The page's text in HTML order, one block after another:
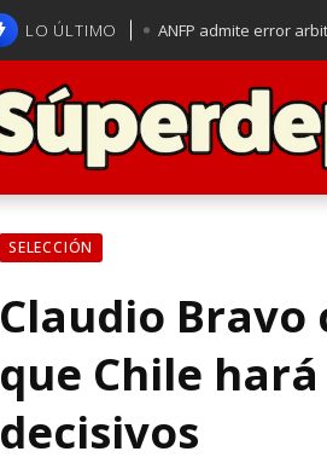
LO ÚLTIMO ANFP admite error
La U se aferra a la
Brasil anuncia a
SELECCIÓN
Claudio Bravo
que Chile
decisivos